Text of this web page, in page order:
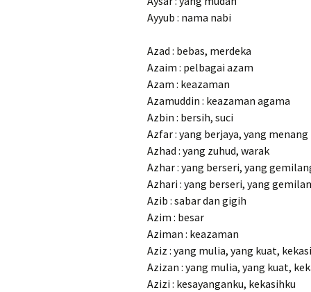
Ayyub : nama nabi
Azad : bebas, merdeka
Azaim : pelbagai azam
Azam : keazaman
Azamuddin : keazaman agama
Azbin : bersih, suci
Azfar : yang berjaya, yang menang
Azhad : yang zuhud, warak
Azhar : yang berseri, yang
Azhari : yang berseri, yang
Azib : sabar dan gigih
Azim : besar
Aziman : keazaman
Aziz : yang mulia, yang kuat,
Azizan : yang mulia, yang kuat,
Azizi : kesayanganku, kekasihku